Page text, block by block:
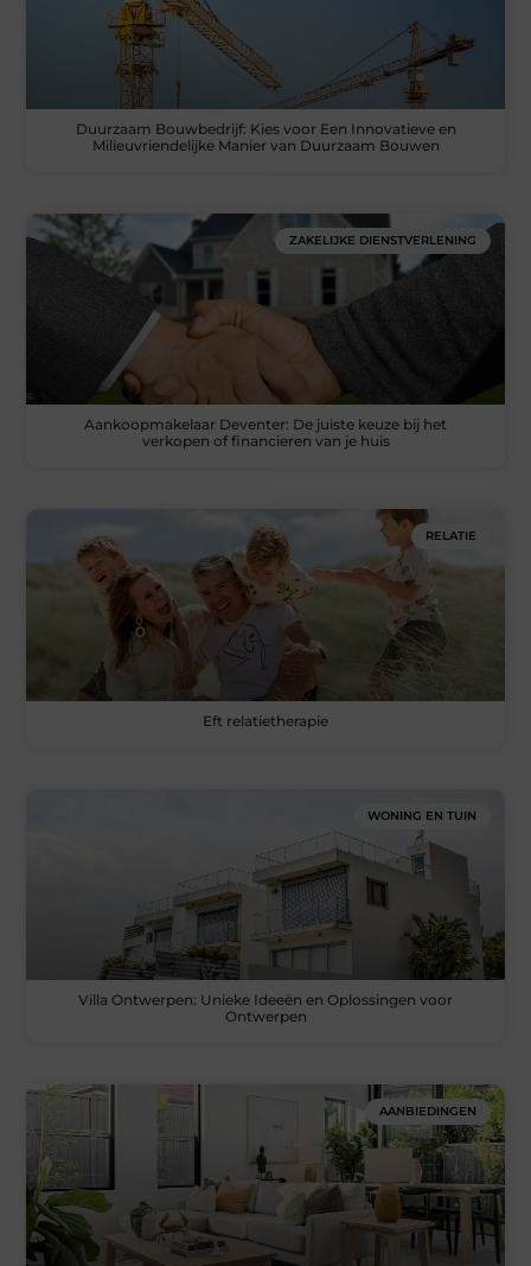
Duurzaam Bouwbedrijf: Kies voor Een Innovatieve en
Milieuvriendelijke Manier van Duurzaam Bouwen
ZAKELIJKE DIENSTVERLENING
Aankoopmakelaar Deventer: De juiste keuze bij het
verkopen of financieren van je huis
RELATIE
Eft relatietherapie
WONING EN TUIN
Villa Ontwerpen: Unieke Ideeën en Oplossingen voor
Ontwerpen
AANBIEDINGEN